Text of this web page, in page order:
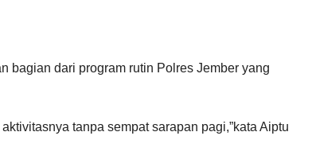
bagian dari program rutin Polres Jember yang
tanpa sempat sarapan pagi,”kata Aiptu